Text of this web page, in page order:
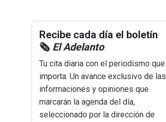
Recibe cada día el boletín
🗞️ El Adelanto
Tu cita diaria con el periodismo que
importa. Un avance exclusivo de las
informaciones y opiniones que
marcarán la agenda del día,
seleccionado por la dirección de